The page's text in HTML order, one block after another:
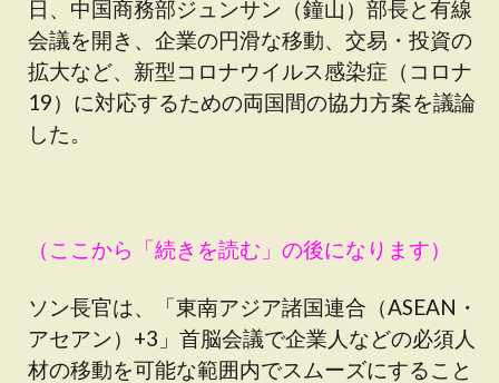
日、中国商務部ジュンサン（鐘山）部長と有線
会議を開き、企業の円滑な移動、交易・投資の
拡大など、新型コロナウイルス感染症（コロナ
19）に対応するための両国間の協力方案を議論
した。
（ここから「続きを読む」の後になります）
ソン長官は、「東南アジア諸国連合（ASEAN・
アセアン）+3」首脳会議で企業人などの必須人
材の移動を可能な範囲内でスムーズにすること